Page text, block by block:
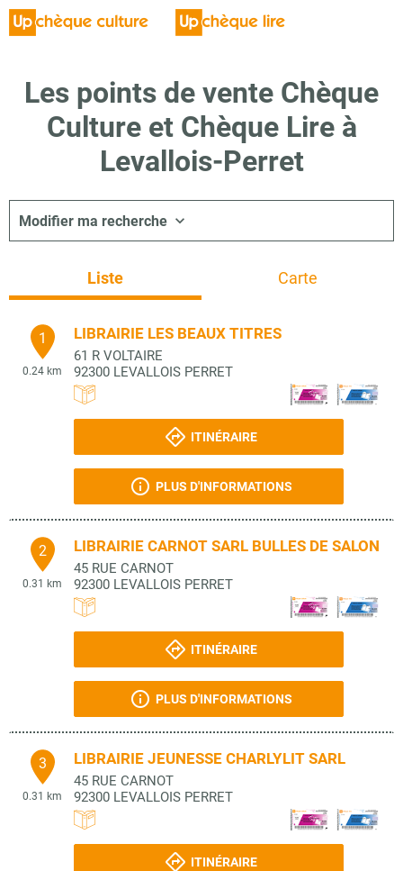
Les points de vente Chèque
Culture et Chèque Lire à
Levallois-Perret
Modifier ma recherche
Liste Carte
1
0.24 km
LIBRAIRIE LES BEAUX TITRES
61 R VOLTAIRE
92300 LEVALLOIS PERRET
ITINÉRAIRE
PLUS D'INFORMATIONS
2
0.31 km
LIBRAIRIE CARNOT SARL BULLES DE SALON
45 RUE CARNOT
92300 LEVALLOIS PERRET
ITINÉRAIRE
PLUS D'INFORMATIONS
3
0.31 km
LIBRAIRIE JEUNESSE CHARLYLIT SARL
45 RUE CARNOT
92300 LEVALLOIS PERRET
ITINÉRAIRE